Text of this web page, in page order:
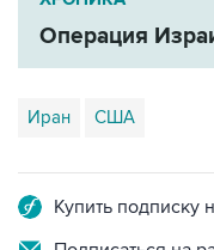
Операция
Иран США
Купить подписку